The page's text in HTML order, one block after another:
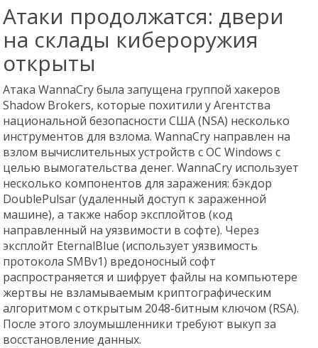
Атаки продолжатся: двери
на склады кибероружия
открыты
Атака WannaCry была запущена группой хакеров
Shadow Brokers, которые похитили у Агентства
национальной безопасности США (NSA) несколько
инструментов для взлома. WannaCry направлен на
взлом вычислительных устройств с ОС Windows с
целью вымогательства денег. WannaCry использует
несколько компонентов для заражения: бэкдор
DoublePulsar (удаленный доступ к зараженной
машине), а также набор эксплойтов (код
направленный на уязвимости в софте). Через
эксплойт EternalBlue (использует уязвимость
протокола SMBv1) вредоносный софт
распространяется и шифрует файлы на компьютере
жертвы не взламываемым криптографическим
алгоритмом с открытым 2048-битным ключом (RSA).
После этого злоумышленники требуют выкуп за
восстановление данных.